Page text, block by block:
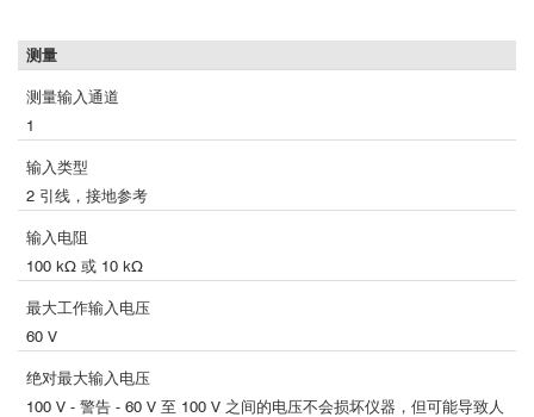
测量
测量输入通道
1
输入类型
2 引线，接地参考
输入电阻
100 kΩ 或 10 kΩ
最大工作输入电压
60 V
绝对最大输入电压
100 V - 警告 - 60 V 至 100 V 之间的电压不会损坏仪器，但可能导致人
·